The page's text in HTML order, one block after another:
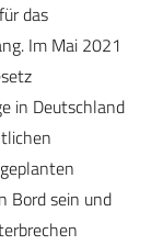
das
Im Mai 2021
in Deutschland
Bord sein und